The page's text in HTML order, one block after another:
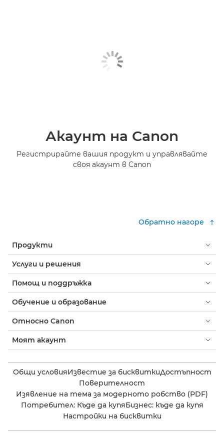
Акаунт на Canon
Регистрирайте вашия продукт и управлявайте
своя акаунт в Canon
Обратно нагоре
Продукти
Услуги и решения
Помощ и поддръжка
Обучение и образование
Относно Canon
Моят акаунт
Общи условияИзвестие за бисквиткиДостъпност
Поверителност
Изявление на тема за модерното робство (PDF)
Потребител: Къде да купяБизнес: къде да купя
Настройки на бисквитки